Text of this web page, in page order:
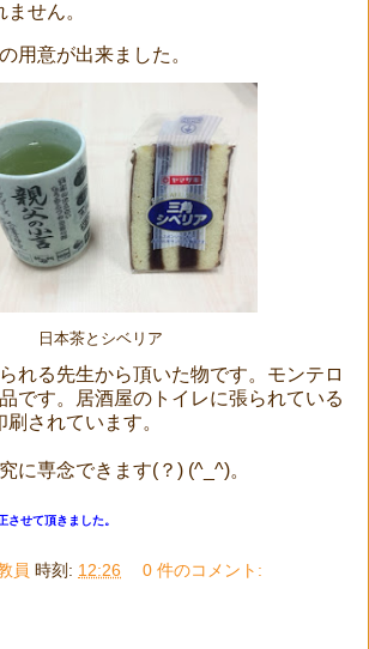
せん。
用意が出来ました。
日本茶とシベリア
れる先生から頂いた物です。モンテロ
です。居酒屋のトイレに張られている
刷されています。
に専念できます(？) (^_^)。
せて頂きました。
員 時刻: 12:26 0 件のコメント: